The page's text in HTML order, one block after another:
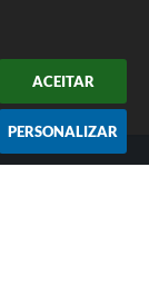
ACEITAR
PERSONALIZAR